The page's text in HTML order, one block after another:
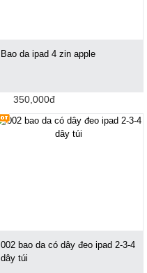
Bao da ipad 4 zin apple
350,000đ
002 bao da có dây đeo ipad 2-3-4
dây túi